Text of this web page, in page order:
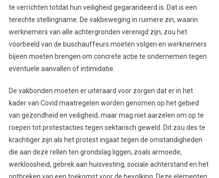
te verrichten totdat hun veiligheid gegarandeerd is. Dat is een
terechte stellingname. De vakbeweging in ruimere zin, waarin
werknemers van alle achtergronden verenigd zijn, zou het
voorbeeld van de buschauffeurs moeten volgen en werknemers
bijeen moeten brengen om concrete actie te ondernemen tegen
eventuele aanvallen of intimidatie.
De vakbonden moeten er uiteraard voor zorgen dat er in het
kader van Covid maatregelen worden genomen op het gebied
van gezondheid en veiligheid, maar mag niet aarzelen om op te
roepen tot protestacties tegen sektarisch geweld. Dit zou des te
krachtiger zijn als het protest ingaat tegen de omstandigheden
die aan deze rellen ten grondslag liggen, zoals armoede,
werkloosheid, gebrek aan huisvesting, sociale achterstand en het